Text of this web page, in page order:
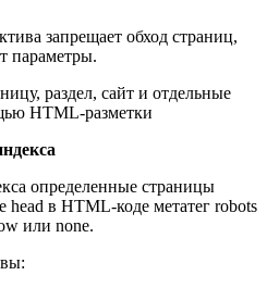
запрещает обход страниц,
параметры.
раздел, сайт и отдельные
HTML-разметки
определенные страницы
head в HTML-коде метатег robots
или none.